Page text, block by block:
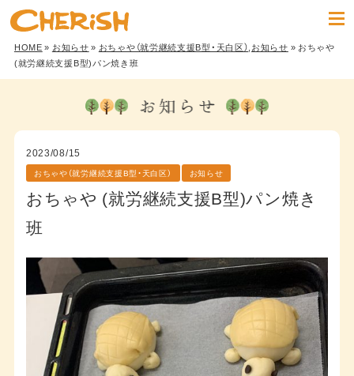
HOME» お知らせ» おちゃや（就労継続支援B型・天白区）,お知らせ » おちゃや
(就労継続支援B型)パン焼き班
2023/08/15
おちゃや（就労継続支援B型・天白区） お知らせ
おちゃや (就労継続支援B型)パン焼き
班